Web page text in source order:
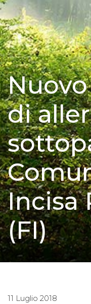
di
Incisa
(FI)
11 Luglio 2018